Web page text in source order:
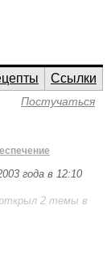
Ссылки
Постучаться
года в 12:10
открыл 2 темы в